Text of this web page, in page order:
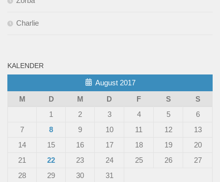
Charlie
KALENDER
August 2017
M
D M D F S
S
1
2 3 4 5
6
7
8 9 10 11 12
13
14
15 16 17 18 19
20
21
22 23 24 25 26
27
28
29 30 31